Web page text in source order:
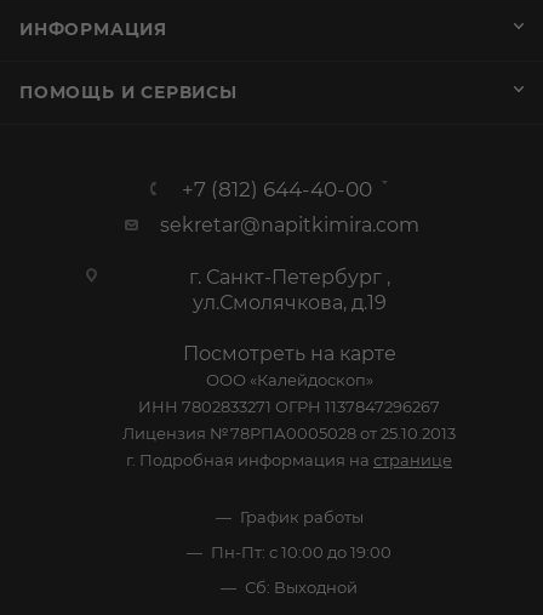
ИНФОРМАЦИЯ
ПОМОЩЬ И СЕРВИСЫ
+7 (812) 644-40-00
sekretar@napitkimira.com
г. Санкт-Петербург ,
ул.Смолячкова, д.19
Посмотреть на карте
ООО «Калейдоскоп»
ИНН 7802833271 ОГРН 1137847296267
Лицензия №78РПА0005028 от 25.10.2013
г. Подробная информация на странице
График работы
Пн-Пт: с 10:00 до 19:00
Сб: Выходной